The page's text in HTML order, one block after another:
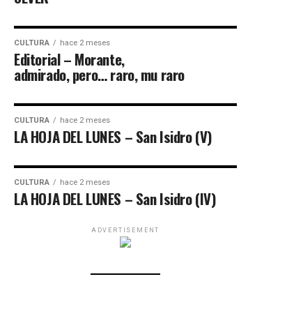
CULTURA hace 2 meses
Editorial – Morante,
admirado, pero… raro, mu raro
CULTURA hace 2 meses
LA HOJA DEL LUNES – San Isidro (V)
CULTURA hace 2 meses
LA HOJA DEL LUNES – San Isidro (IV)
ADVERTISEMENT